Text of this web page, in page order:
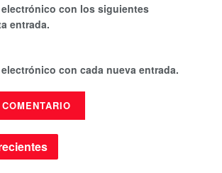
con los siguientes
entrada.
con cada nueva entrada.